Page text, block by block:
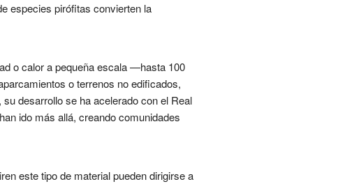
especies pirófitas convierten la
o calor a pequeña escala —hasta 100
o terrenos no edificados,
desarrollo se ha acelerado con el Real
ido más allá, creando comunidades
este tipo de material pueden dirigirse a